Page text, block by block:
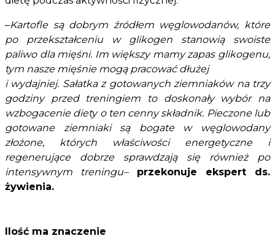
–Kartofle są dobrym źródłem węglowodanów, które
po przekształceniu w glikogen stanowią swoiste
paliwo dla mięśni. Im większy mamy zapas glikogenu,
tym nasze mięśnie mogą pracować dłużej
i wydajniej. Sałatka z gotowanych ziemniaków na trzy
godziny przed treningiem to doskonały wybór na
wzbogacenie diety o ten cenny składnik. Pieczone lub
gotowane ziemniaki są bogate w węglowodany
złożone, których właściwości energetyczne i
regenerujące dobrze sprawdzają się również po
intensywnym treningu– przekonuje ekspert ds.
żywienia.
Ilość ma znaczenie